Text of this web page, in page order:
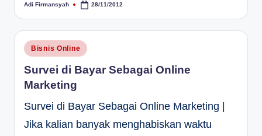
Posted
Adi Firmansyah 28/11/2012
Posted
in
Bisnis Online
Survei di Bayar Sebagai Online
Marketing
Survei di Bayar Sebagai Online Marketing |
Jika kalian banyak menghabiskan waktu